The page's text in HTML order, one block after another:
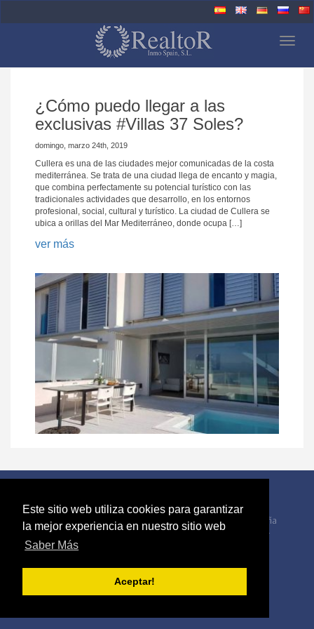
Este sitio web utiliza cookies para garantizar
la mejor experiencia en nuestro sitio web
Saber Más
Aceptar!
¿Cómo puedo llegar a las
exclusivas #Villas 37 Soles?
domingo, marzo 24th, 2019
Cullera es una de las ciudades mejor comunicadas de la costa
mediterránea. Se trata de una ciudad llega de encanto y magia,
que combina perfectamente su potencial turístico con las
tradicionales actividades que desarrollo, en los entornos
profesional, social, cultural y turístico. La ciudad de Cullera se
ubica a orillas del Mar Mediterráneo, donde ocupa […]
ver más
Dirección: Calle doctor Ferran 9 Valencia, 46021, España
Oficina: +34 963 228 582 Alquileres: +34 618 062 777